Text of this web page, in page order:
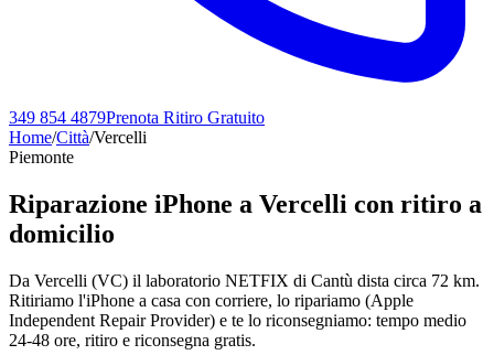
349 854 4879Prenota Ritiro Gratuito
Home/Città/Vercelli
Piemonte
Riparazione iPhone a Vercelli con ritiro a
domicilio
Da Vercelli (VC) il laboratorio NETFIX di Cantù dista circa 72 km.
Ritiriamo l'iPhone a casa con corriere, lo ripariamo (Apple
Independent Repair Provider) e te lo riconsegniamo: tempo medio
24-48 ore, ritiro e riconsegna gratis.